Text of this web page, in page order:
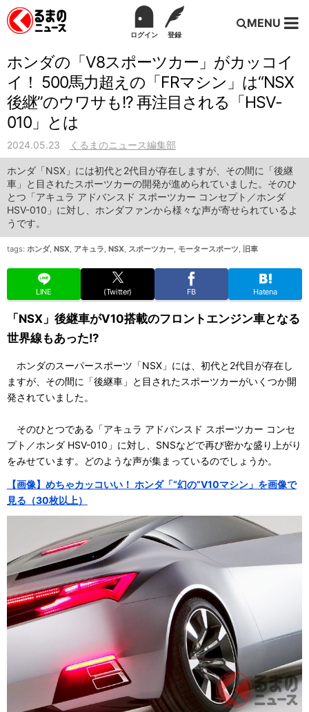
ログイン 登録
MENU
ホンダの「V8スポーツカー」がカッコイ
イ！ 500馬力超えの「FRマシン」は“NSX
後継”のウワサも!? 再注目される「HSV-
010」とは
2024.05.23 くるまのニュース編集部
ホンダ「NSX」には初代と2代目が存在しますが、その間に「後継
車」と目されたスポーツカーの開発が進められていました。そのひ
とつ「アキュラ アドバンスド スポーツカー コンセプト／ホンダ
HSV-010」に対し、ホンダファンから様々な声が寄せられているよ
うです。
tags: ホンダ, NSX, アキュラ, NSX, スポーツカー, モータースポーツ, 旧車
LINE (Twitter) FB Hatena
「NSX」後継車がV10搭載のフロントエンジン車となる
世界線もあった!?
ホンダのスーパースポーツ「NSX」には、初代と2代目が存在し
ますが、その間に「後継車」と目されたスポーツカーがいくつか開
発されていました。
そのひとつである「アキュラ アドバンスド スポーツカー コンセ
プト／ホンダ HSV-010」に対し、SNSなどで再び密かな盛り上がり
をみせています。どのような声が集まっているのでしょうか。
【画像】めちゃカッコいい！ ホンダ「“幻の”V10マシン」を画像で
見る（30枚以上）